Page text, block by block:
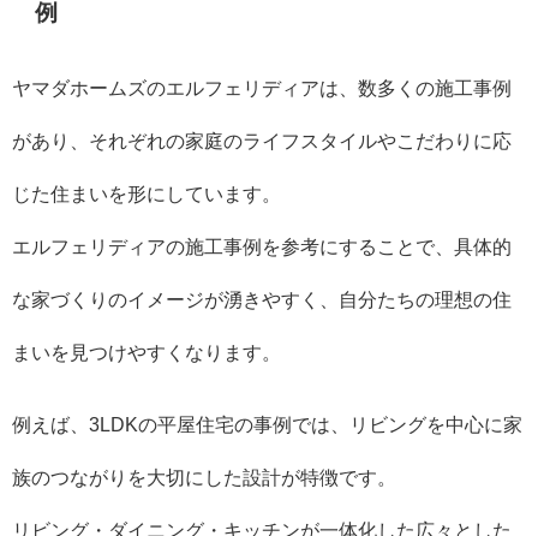
例
ヤマダホームズのエルフェリディアは、数多くの施工事例
があり、それぞれの家庭のライフスタイルやこだわりに応
じた住まいを形にしています。
エルフェリディアの施工事例を参考にすることで、具体的
な家づくりのイメージが湧きやすく、自分たちの理想の住
まいを見つけやすくなります。
例えば、3LDKの平屋住宅の事例では、リビングを中心に家
族のつながりを大切にした設計が特徴です。
リビング・ダイニング・キッチンが一体化した広々とした